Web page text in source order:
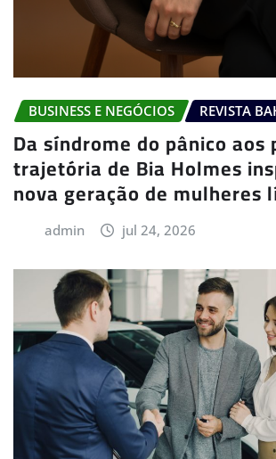
BUSINESS E NEGÓCIOS REVISTA
Da síndrome do pânico aos
trajetória de Bia Holmes
nova geração de mulheres
admin jul 24, 2026